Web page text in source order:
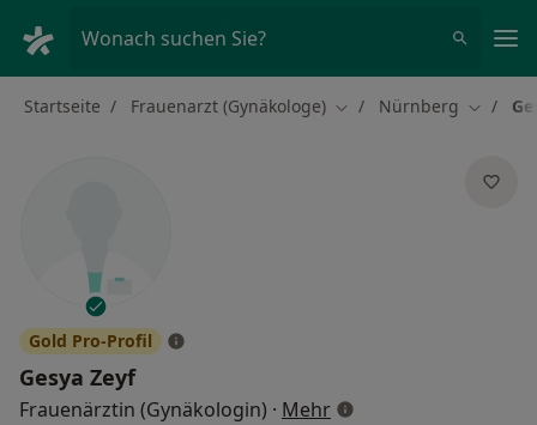
Wonach suchen Sie?
Startseite Frauenarzt (Gynäkologe) Stadt ändern
Nürnberg Stadt
Gold Pro-Profil
Gesya Zeyf
Frauenärztin (Gynäkologin) · Mehrüber Spezialisierungen